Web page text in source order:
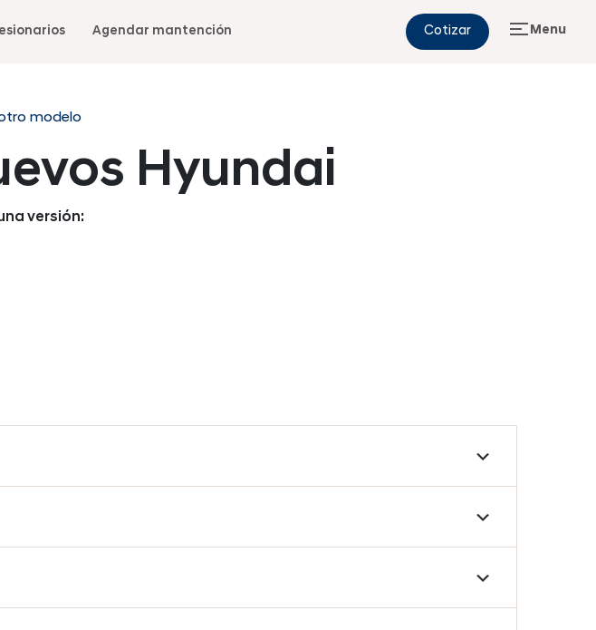
Agendar mantención Cotizar Menu
modelo
Hyundai
versión: